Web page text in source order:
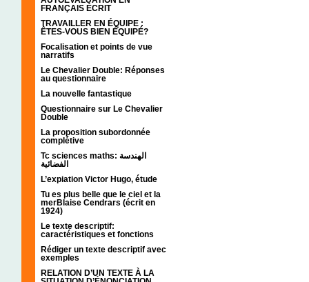
FRANÇAIS ÉCRIT
TRAVAILLER EN ÉQUIPE :
ÊTES-VOUS BIEN ÉQUIPÉ?
Focalisation et points de vue
narratifs
Le Chevalier Double: Réponses
au questionnaire
La nouvelle fantastique
Questionnaire sur Le Chevalier
Double
La proposition subordonnée
complétive
Tc sciences maths: الهندسة
الفضائية
L’expiation Victor Hugo, étude
Tu es plus belle que le ciel et la
merBlaise Cendrars (écrit en
1924)
Le texte descriptif:
caractéristiques et fonctions
Rédiger un texte descriptif avec
exemples
RELATION D’UN TEXTE À LA